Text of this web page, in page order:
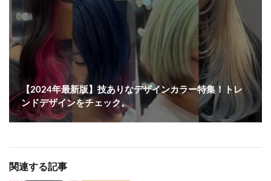
【2024年最新版】技ありなデザインカラー特集！トレ
ンドデザインをチェック。
関連する記事